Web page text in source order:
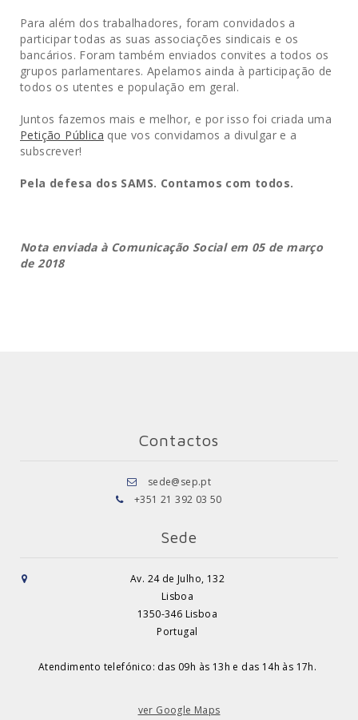
Para além dos trabalhadores, foram convidados a
participar todas as suas associações sindicais e os
bancários. Foram também enviados convites a todos os
grupos parlamentares. Apelamos ainda à participação de
todos os utentes e população em geral.
Juntos fazemos mais e melhor, e por isso foi criada uma
Petição Pública que vos convidamos a divulgar e a
subscrever!
Pela defesa dos SAMS. Contamos com todos.
Nota enviada à Comunicação Social em 05 de março
de 2018
Contactos
sede@sep.pt
+351 21 392 03 50
Sede
Av. 24 de Julho, 132
Lisboa
1350-346 Lisboa
Portugal
Atendimento telefónico: das 09h às 13h e das 14h às 17h.
ver Google Maps